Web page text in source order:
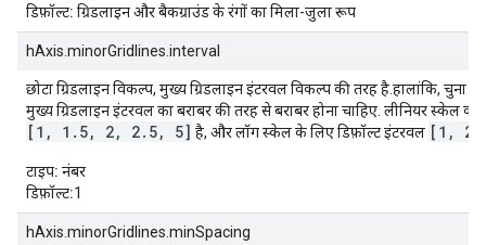
डिफ़ॉल्ट: ग्रिडलाइन और बैकग्राउंड के रंगों का मिला-जुला रूप
hAxis.minorGridlines.interval
छोटा ग्रिडलाइन विकल्प, मुख्य ग्रिडलाइन इंटरवल विकल्प की तरह है.हालांकि, चुना
मुख्य ग्रिडलाइन इंटरवल का बराबर की तरह से बराबर होना चाहिए. लीनियर स्केल का
[1, 1.5, 2, 2.5, 5] है, और लॉग स्केल के लिए डिफ़ॉल्ट इंटरवल [1,
टाइप: नंबर
डिफ़ॉल्ट:1
hAxis.minorGridlines.minSpacing